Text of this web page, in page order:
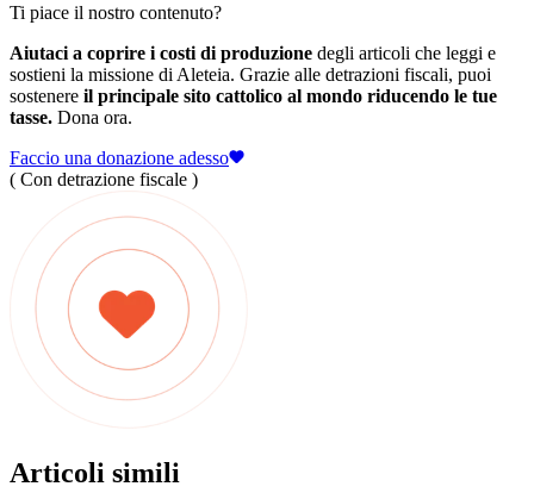
Ti piace il nostro contenuto?
Aiutaci a coprire i costi di produzione degli articoli che leggi e
sostieni la missione di Aleteia. Grazie alle detrazioni fiscali, puoi
sostenere il principale sito cattolico al mondo riducendo le tue
tasse. Dona ora.
Faccio una donazione adesso
( Con detrazione fiscale )
Articoli simili